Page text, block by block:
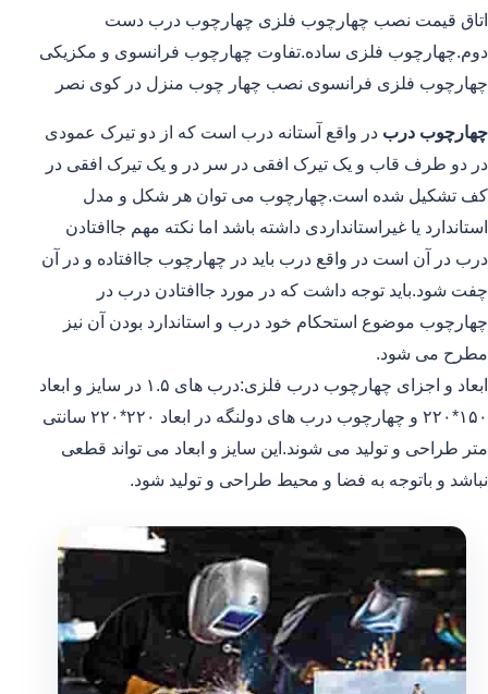
اتاق قیمت نصب چهارچوب فلزی چهارچوب درب دست
دوم.چهارچوب فلزی ساده.تفاوت چهارچوب فرانسوی و مکزیکی
چهارچوب فلزی فرانسوی نصب چهار چوب منزل در کوی نصر
چهارچوب درب در واقع آستانه درب است که از دو تیرک عمودی
در دو طرف قاب و یک تیرک افقی در سر در و یک تیرک افقی در
کف تشکیل شده است.چهارچوب می توان هر شکل و مدل
استاندارد یا غیراستانداردی داشته باشد اما نکته مهم جاافتادن
درب در آن است در واقع درب باید در چهارچوب جاافتاده و در آن
چفت شود.باید توجه داشت که در مورد جاافتادن درب در
چهارچوب موضوع استحکام خود درب و استاندارد بودن آن نیز
مطرح می شود.
ابعاد و اجزای چهارچوب درب فلزی:درب های ۱.۵ در سایز و ابعاد
۱۵۰*۲۲۰ و چهارچوب درب های دولنگه در ابعاد ۲۲۰*۲۲۰ سانتی
متر طراحی و تولید می شوند.این سایز و ابعاد می تواند قطعی
نباشد و باتوجه به فضا و محیط طراحی و تولید شود.